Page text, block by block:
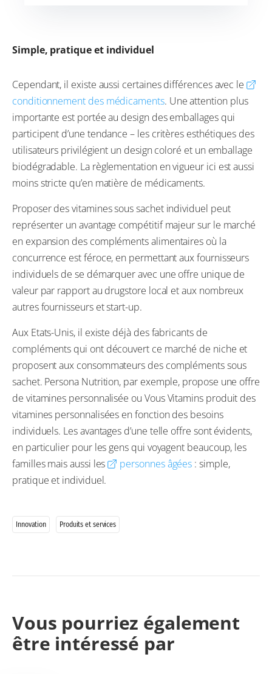
Simple, pratique et individuel
Cependant, il existe aussi certaines différences avec le
conditionnement des médicaments. Une attention plus
importante est portée au design des emballages qui
participent d’une tendance – les critères esthétiques des
utilisateurs privilégient un design coloré et un emballage
biodégradable. La règlementation en vigueur ici est aussi
moins stricte qu’en matière de médicaments.
Proposer des vitamines sous sachet individuel peut
représenter un avantage compétitif majeur sur le marché
en expansion des compléments alimentaires où la
concurrence est féroce, en permettant aux fournisseurs
individuels de se démarquer avec une offre unique de
valeur par rapport au drugstore local et aux nombreux
autres fournisseurs et start-up.
Aux Etats-Unis, il existe déjà des fabricants de
compléments qui ont découvert ce marché de niche et
proposent aux consommateurs des compléments sous
sachet. Persona Nutrition, par exemple, propose une offre
de vitamines personnalisée ou Vous Vitamins produit des
vitamines personnalisées en fonction des besoins
individuels. Les avantages d’une telle offre sont évidents,
en particulier pour les gens qui voyagent beaucoup, les
familles mais aussi les
personnes âgées : simple,
pratique et individuel.
Innovation Produits et services
Vous pourriez également
être intéressé par